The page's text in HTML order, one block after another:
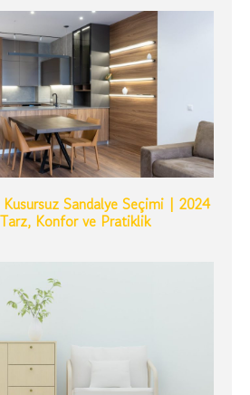
Kusursuz Sandalye Seçimi | 2024
Konfor ve Pratiklik